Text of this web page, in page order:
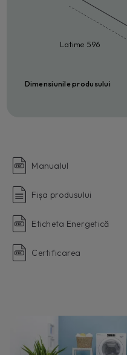
Latime 596
Dimensiunile produsului
Manualul
Fișa produsului
Eticheta Energetică
Certificarea